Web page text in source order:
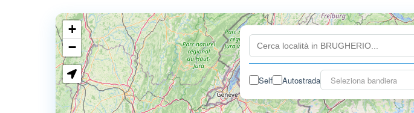
Self Autostrada Seleziona bandiera
+
−